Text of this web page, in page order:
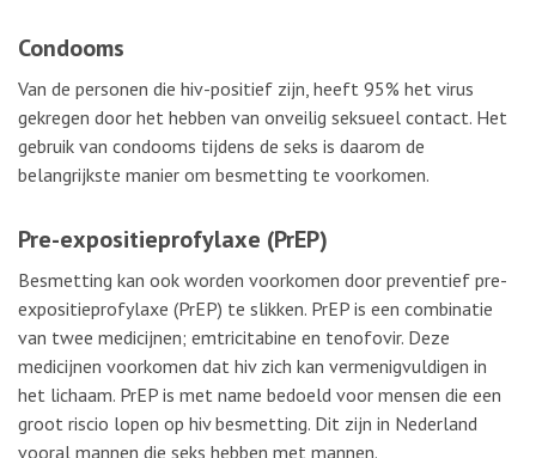
Condooms
Van de personen die hiv-positief zijn, heeft 95% het virus
gekregen door het hebben van onveilig seksueel contact. Het
gebruik van condooms tijdens de seks is daarom de
belangrijkste manier om besmetting te voorkomen.
Pre-expositieprofylaxe (PrEP)
Besmetting kan ook worden voorkomen door preventief pre-
expositieprofylaxe (PrEP) te slikken. PrEP is een combinatie
van twee medicijnen; emtricitabine en tenofovir. Deze
medicijnen voorkomen dat hiv zich kan vermenigvuldigen in
het lichaam. PrEP is met name bedoeld voor mensen die een
groot riscio lopen op hiv besmetting. Dit zijn in Nederland
vooral mannen die seks hebben met mannen.